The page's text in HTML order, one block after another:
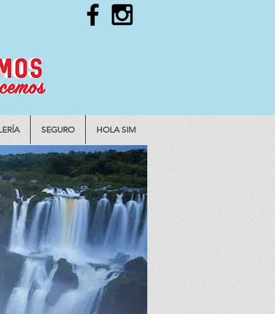
SEGURO HOLA SIM